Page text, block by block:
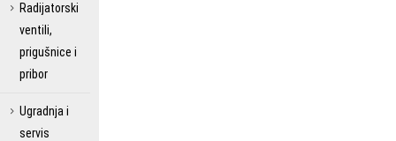
Radijatorski
ventili,
prigušnice i
pribor
Ugradnja i
servis